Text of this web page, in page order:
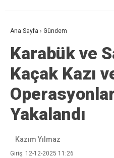
Ana Sayfa › Gündem
Karabük ve
Kaçak Kazı
Yakalandı
Kazım Yılmaz
Giriş: 12-12-2025 11:26